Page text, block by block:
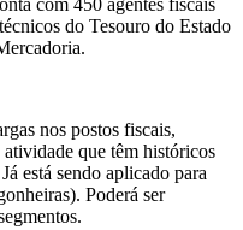
do Tesouro do Estado
nos postos fiscais,
que têm históricos
está sendo aplicado para
Poderá ser